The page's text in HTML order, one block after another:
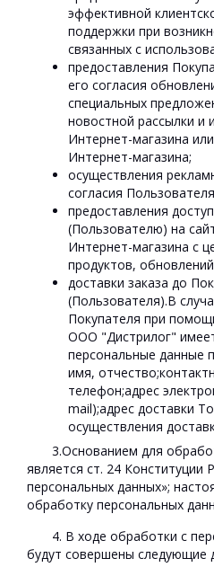
эффективной
поддержки при
связанных с
предоставления
его согласия
специальных
новостной рассылки и
Интернет-магазина
Интернет-магазина;
осуществления
согласия
предоставления
(Пользователю) на
Интернет-магазина с
продуктов, обновлений
доставки заказа до
(Пользователя).В
Покупателя при
ООО "Дистрилог"
персональные данные
имя,
телефон;адрес
mail);адрес доставки
осуществления
3.Основанием для
является ст. 24
персональных данных»;
обработку персональных
4. В ходе обработки с
будут совершены следующие